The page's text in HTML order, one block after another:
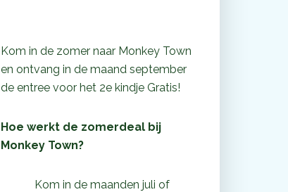
Kom in de zomer naar Monkey Town
en ontvang in de maand september
de entree voor het 2e kindje Gratis!
Hoe werkt de zomerdeal bij
Monkey Town?
Kom in de maanden juli of